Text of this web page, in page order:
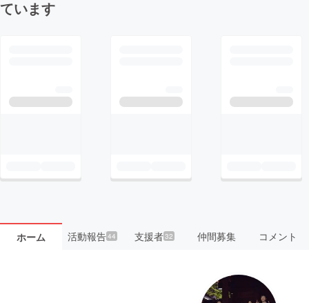
ています
ホーム 活動報告44 支援者32 仲間募集 コメント